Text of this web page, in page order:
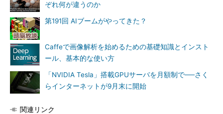
他の2つの新モデル「IBM Power System S821LC」と「IBM
Power System S822LC for Big Data」も、GPUコンピューティ
ング技術を活用してシステムパフォーマンスを向上させることが
できる。「NVIDIA Tesla K80 GPU」をPCIe接続で装着可能だ。
IBMは、これら3モデルの価格性能比の高さを強調しており、
HPC環境を望む企業やクラウドサービスプロバイダーはこれらの
新製品によって、データセンタースプロール（サーバの無秩序な
増殖）対策とコスト削減を同時に図れると述べている。
ぞれ何が違うのか
第191回 AIブームがやってきた？
Caffeで画像解析を始めるための基礎知識とインスト
ール、基本的な使い方
「NVIDIA Tesla」搭載GPUサーバを月額制で──さく
らインターネットが9月末に開始
関連リンク